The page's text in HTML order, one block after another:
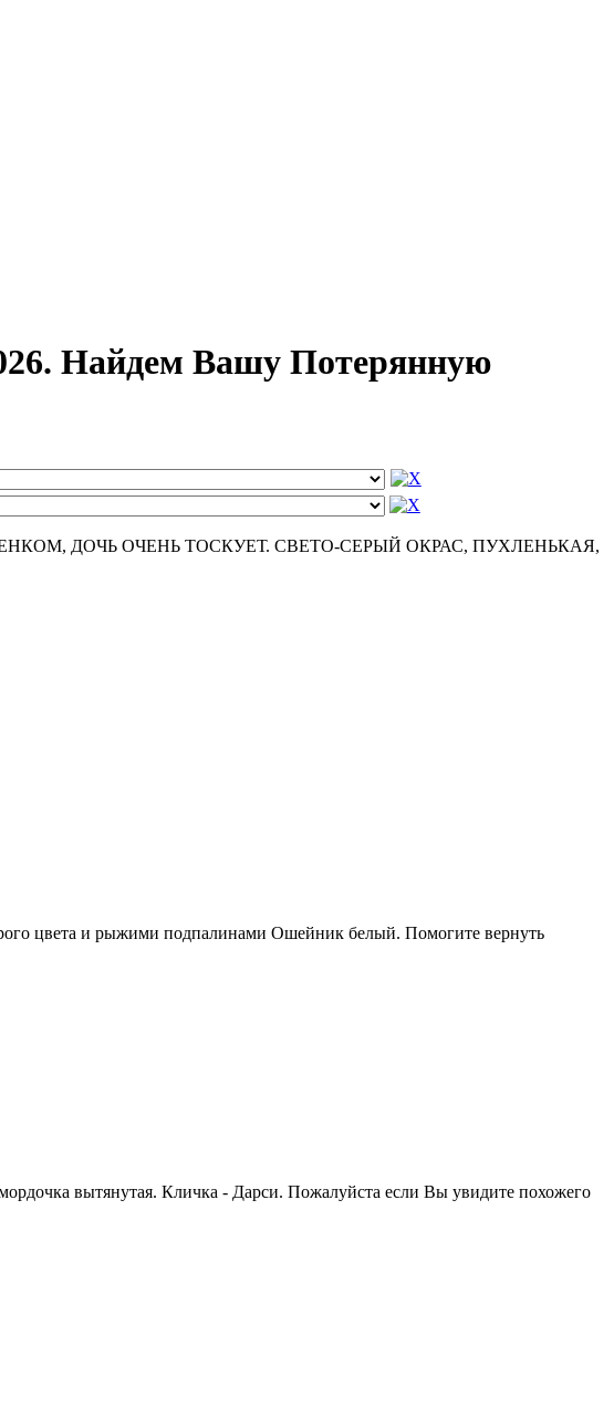
Найдем Вашу Потерянную
ДОЧЬ ОЧЕНЬ ТОСКУЕТ. СВЕТО-СЕРЫЙ ОКРАС, ПУХЛЕНЬКАЯ,
цвета и рыжими подпалинами Ошейник белый. Помогите вернуть
вытянутая. Кличка - Дарси. Пожалуйста если Вы увидите похожего